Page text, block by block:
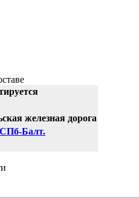
железная дорога
Балт.